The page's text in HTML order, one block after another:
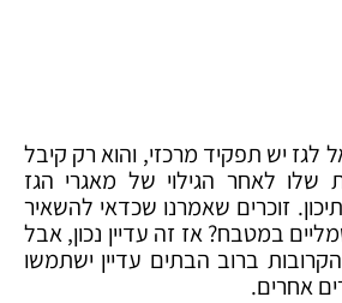
יש תפקיד מרכזי, והוא רק קיבל
שלו לאחר הגילוי של מאגרי הגז
זוכרים שאמרנו שכדאי להשאיר
במטבח? אז זה עדיין נכון, אבל
ברוב הבתים עדיין ישתמשו
אחרים.